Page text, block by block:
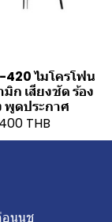
420 ไมโครโฟน
มิก เสียงชัด ร้อง
พูดประกาศ
THB
อนนุช